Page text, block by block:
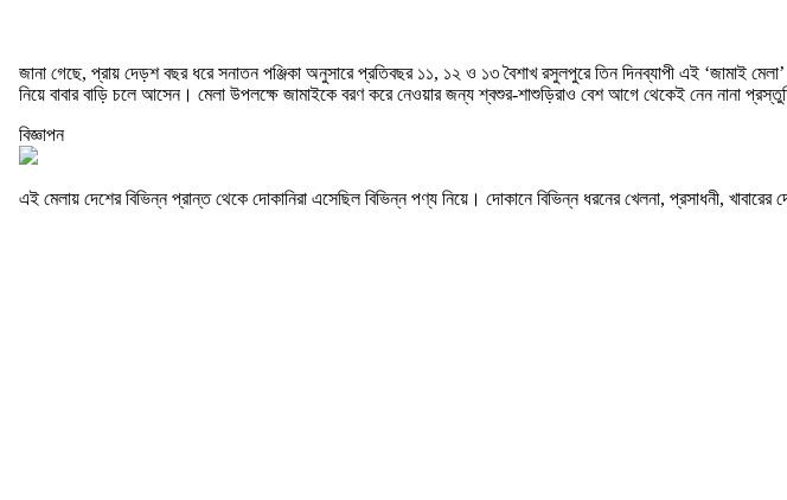
জানা গেছে, প্রায় দেড়শ বছর ধরে সনাতন পঞ্জিকা অনুসারে প্রতিবছর ১১, ১২ ও ১৩ বৈশাখ রসুলপুরে তিন দিনব্যাপী এই ‘জামাই
নিয়ে বাবার বাড়ি চলে আসেন। মেলা উপলক্ষে জামাইকে বরণ করে নেওয়ার জন্য শ্বশুর-শাশুড়িরাও বেশ আগে থেকেই নেন নানা
বিজ্ঞাপন
এই মেলায় দেশের বিভিন্ন প্রান্ত থেকে দোকানিরা এসেছিল বিভিন্ন পণ্য নিয়ে। দোকানে বিভিন্ন ধরনের খেলনা, প্রসাধনী,